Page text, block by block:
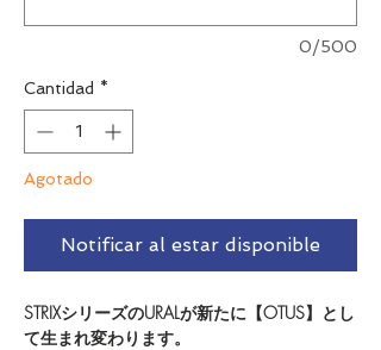
0/500
Cantidad *
Agotado
Notificar al estar disponible
STRIXシリーズのURALが新たに【OTUS】とし
て生まれ変わります。